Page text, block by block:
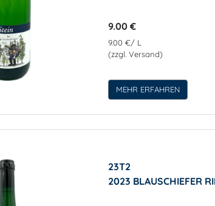
9.00 €
9.00 €/ L
(zzgl. Versand)
MEHR ERFAHREN
23T2
2023 BLAUSCHIEFER